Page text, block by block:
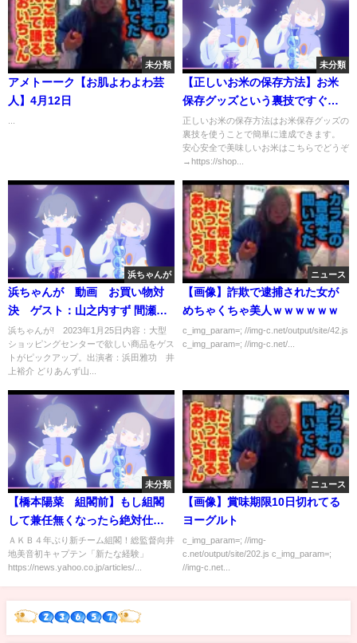
未分類
アメトーーク【お肌よわよわ芸
人】4月12日
未分類
【正しいお米の保存方法】お米
保存グッズという裏技ですぐ解
決！（【美味しいお米を食べる
方法】第一回上手なお米保存方
法とは?!) vol.35
正しいお米の保存方法はお米保存グッズの
裏技を使うことで簡単に達成できます。
安心安全で美味しいお米はこちらでどうぞ
→https://shop...
浜ちゃんが
浜ちゃんが 動画 お買い物対
決 ゲスト：山之内すず 間瀬遥
花 1月25日
浜ちゃんが! 2023年1月25日内容：大型
ショッピングセンターで欲しい商品をゲス
トがピックアップ。出演者：浜田雅功 井
上裕介 どりあんず山...
ニュース
【画像】詐欺で逮捕された女が
めちゃくちゃ美人ｗｗｗｗｗｗ
c_img_param=; //img-c.net/output/site/42.js
c_img_param=; //img-c.net/...
未分類
【橋本陽菜 組閣前】もし組閣
して兼任無くなったら絶対仕事
減るわ…
ＡＫＢ４年ぶり新チーム組閣！総監督向井
地美音初キャプテン「新たな経験」
https://news.yahoo.co.jp/articles/...
ニュース
【画像】賞味期限10日切れてる
ヨーグルト
c_img_param=; //img-
c.net/output/site/202.js c_img_param=;
//img-c.net...